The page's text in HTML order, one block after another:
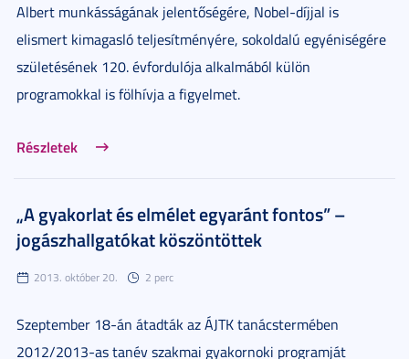
Albert munkásságának jelentőségére, Nobel-díjjal is
elismert kimagasló teljesítményére, sokoldalú egyéniségére
születésének 120. évfordulója alkalmából külön
programokkal is fölhívja a figyelmet.
Részletek
„A gyakorlat és elmélet egyaránt fontos” –
jogászhallgatókat köszöntöttek
2013. október 20. 2 perc
Szeptember 18-án átadták az ÁJTK tanácstermében
2012/2013-as tanév szakmai gyakornoki programját